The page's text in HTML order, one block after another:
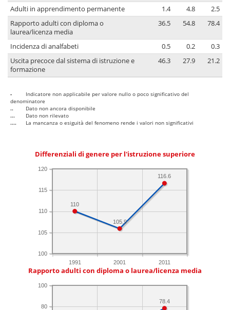
Adulti in apprendimento permanente 1.4 4.8
2.5
Rapporto adulti con diploma o
laurea/licenza media
36.5 54.8 78.4
Incidenza di analfabeti 0.5 0.2
0.3
Uscita precoce dal sistema di istruzione e
formazione
46.3 27.9 21.2
-
Indicatore non applicabile per valore nullo o poco significativo del
denominatore
..
Dato non ancora disponibile
...
Dato non rilevato
....
La mancanza o esiguità del fenomeno rende i valori non significativi
Differenziali di genere per l'istruzione superiore
1991 2001 2011
100
105
110
115
120
116.6
105.9
110
Rapporto adulti con diploma o laurea/licenza media
80
100
78.4